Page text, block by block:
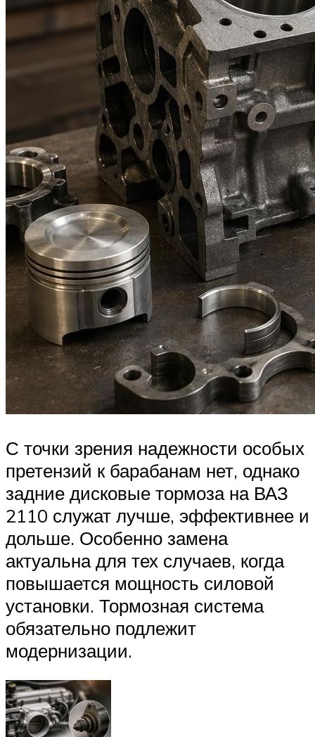
С точки зрения надежности особых
претензий к барабанам нет, однако
задние дисковые тормоза на ВАЗ
2110 служат лучше, эффективнее и
дольше. Особенно замена
актуальна для тех случаев, когда
повышается мощность силовой
установки. Тормозная система
обязательно подлежит
модернизации.